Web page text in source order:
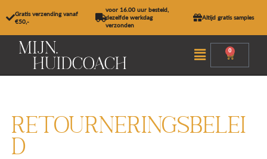
naar
inhoud
Gratis verzending vanaf
€50,-
voor 16.00 uur besteld,
dezelfde werkdag
verzonden
Altijd gratis samples
Menu 0
Retourneringsbelei
d